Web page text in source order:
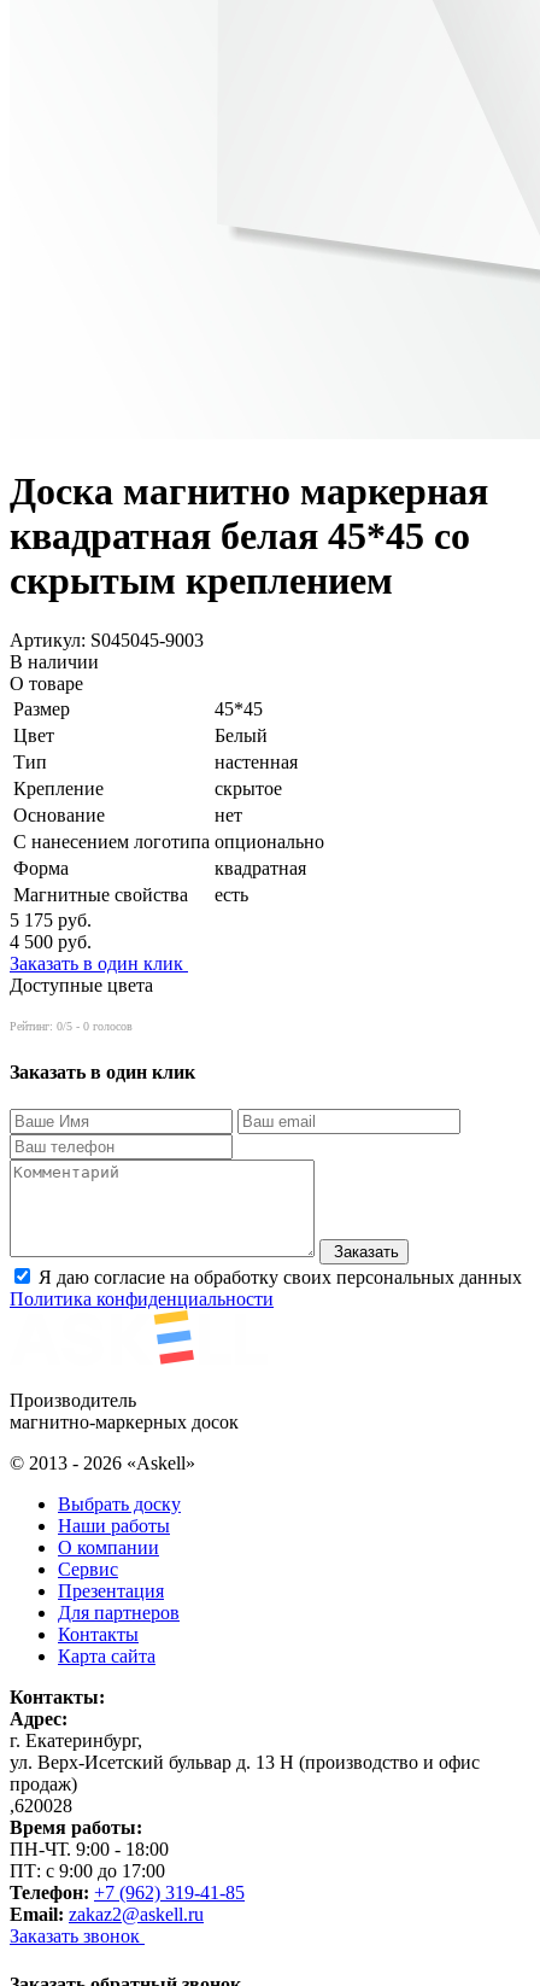
Доска магнитно маркерная
квадратная белая 45*45 со
скрытым креплением
Артикул: S045045-9003
В наличии
О товаре
Размер
45*45
Цвет
Белый
Тип
настенная
Крепление
скрытое
Основание
нет
С нанесением логотипа опционально
Форма
квадратная
Магнитные свойства
есть
5 175 руб.
4 500 руб.
Заказать в один клик
Доступные цвета
Рейтинг: 0/5 - 0 голосов
Заказать в один клик
Заказать
Я даю согласие на обработку своих персональных данных
Политика конфиденциальности
Производитель
магнитно-маркерных досок
© 2013 - 2026 «Askell»
Выбрать доску
Наши работы
О компании
Сервис
Презентация
Для партнеров
Контакты
Карта сайта
Контакты:
Адрес:
г. Екатеринбург,
ул. Верх-Исетский бульвар д. 13 Н (производство и офис
продаж)
,620028
Время работы:
ПН-ЧТ. 9:00 - 18:00
ПТ: с 9:00 до 17:00
Телефон: +7 (962) 319-41-85
Email: zakaz2@askell.ru
Заказать звонок